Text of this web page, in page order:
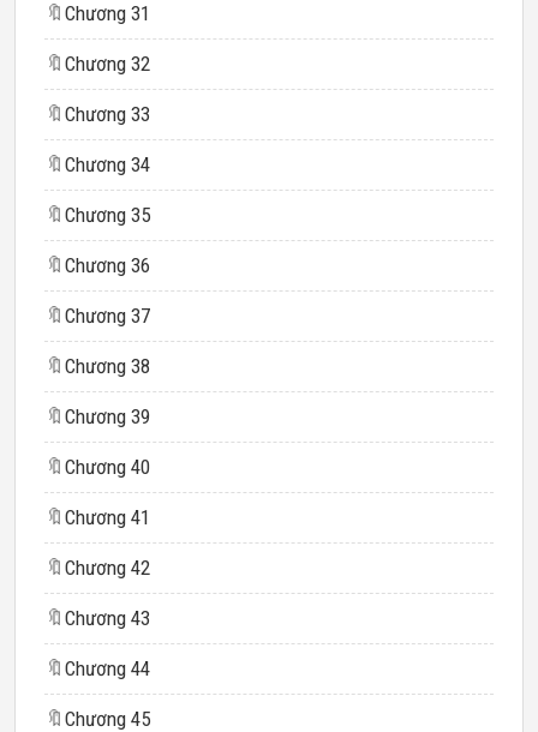
🔖 Chương 31
🔖 Chương 32
🔖 Chương 33
🔖 Chương 34
🔖 Chương 35
🔖 Chương 36
🔖 Chương 37
🔖 Chương 38
🔖 Chương 39
🔖 Chương 40
🔖 Chương 41
🔖 Chương 42
🔖 Chương 43
🔖 Chương 44
🔖 Chương 45